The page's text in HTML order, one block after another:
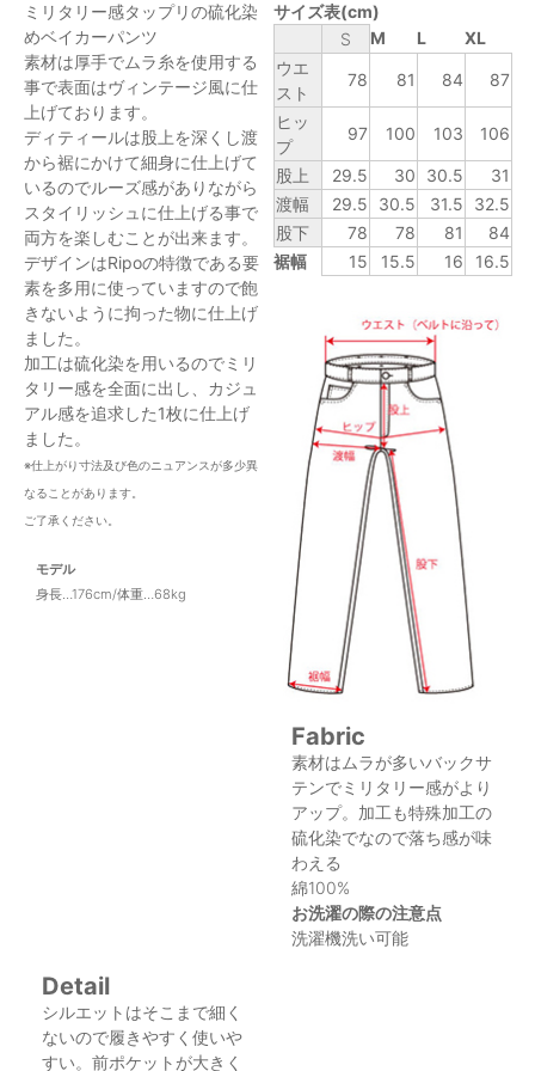
ミリタリー感タップリの硫化染
めベイカーパンツ
素材は厚手でムラ糸を使用する
事で表面はヴィンテージ風に仕
上げております。
ディティールは股上を深くし渡
から裾にかけて細身に仕上げて
いるのでルーズ感がありながら
スタイリッシュに仕上げる事で
両方を楽しむことが出来ます。
デザインはRipoの特徴である要
素を多用に使っていますので飽
きないように拘った物に仕上げ
ました。
加工は硫化染を用いるのでミリ
タリー感を全面に出し、カジュ
アル感を追求した1枚に仕上げ
ました。
※仕上がり寸法及び色のニュアンスが多少異
なることがあります。
ご了承ください。
モデル
身長…176cm/体重…68kg
サイズ表(cm)
S
M L
XL
ウエ
スト
78 81 84 87
ヒッ
プ
97 100 103 106
股上 29.5 30 30.5
31
渡幅
29.5 30.5 31.5
32.5
股下
78 78 81
84
裾幅
15 15.5 16 16.5
Fabric
素材はムラが多いバックサ
テンでミリタリー感がより
アップ。加工も特殊加工の
硫化染でなので落ち感が味
わえる
綿100%
お洗濯の際の注意点
洗濯機洗い可能
Detail
シルエットはそこまで細く
ないので履きやすく使いや
すい。前ポケットが大きく